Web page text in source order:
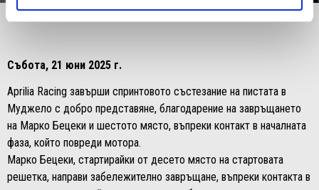
Item
Item
Събота, 21 юни 2025 г.
Aprilia Racing завърши спринтовото състезание на пистата в
Муджело с добро представяне, благодарение на завръщането
на Марко Бецеки и шестото място, въпреки контакт в началната
фаза, който повреди мотора.
Марко Бецеки, стартирайки от десето място на стартовата
решетка, направи забележително завръщане, въпреки контакта в